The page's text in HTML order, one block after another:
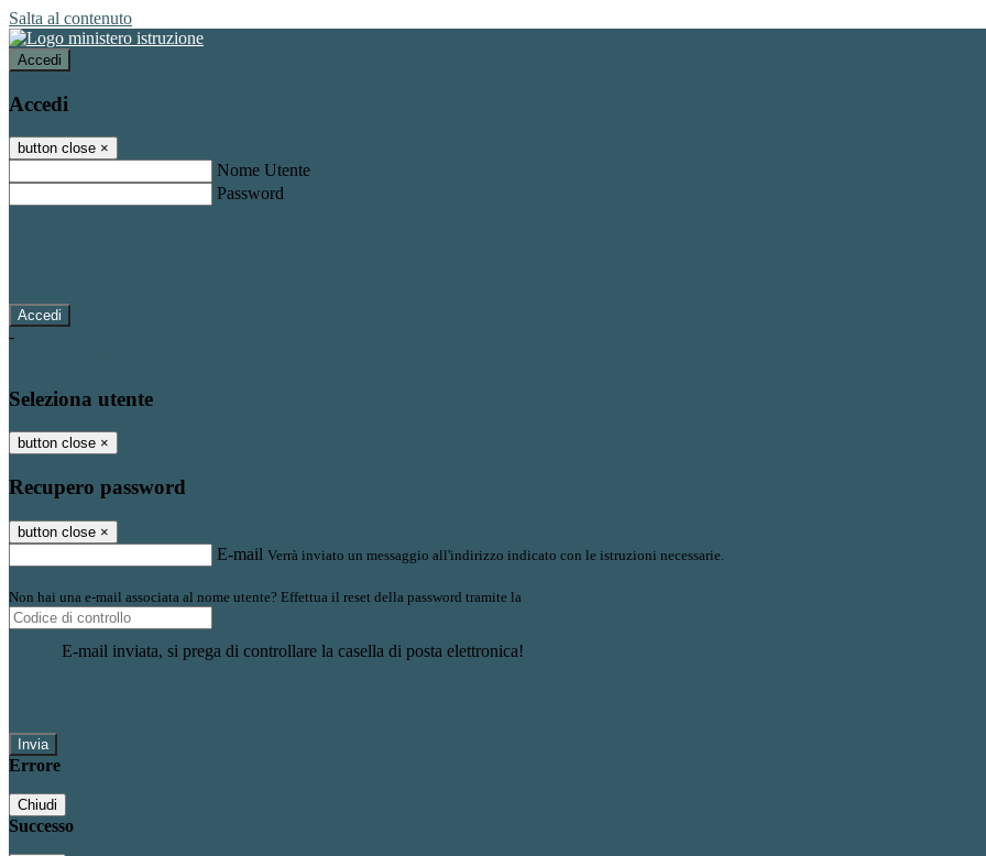
Salta al contenuto
Accedi
Accedi
button close ×
Nome Utente
Password
-
Seleziona utente
button close ×
Recupero password
button close ×
E-mail Verrà inviato un messaggio all'indirizzo indicato con le istruzioni necessarie.
Non hai una e-mail associata al nome utente? Effettua il reset della password tramite la
E-mail inviata, si prega di controllare la casella di posta elettronica!
Errore
Chiudi
Successo